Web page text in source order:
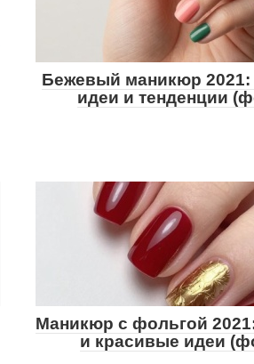
Бежевый маникюр
идеи и тенденции
Маникюр с фольгой
и красивые идеи